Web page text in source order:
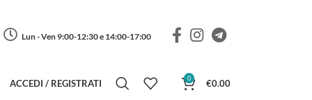
Lun - Ven 9:00-12:30 e 14:00-17:00
ACCEDI / REGISTRATI 0 €0.00